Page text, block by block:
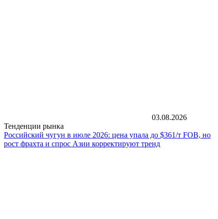
03.08.2026
Тенденции рынка
Российский чугун в июле 2026: цена упала до $361/т FOB, но
рост фрахта и спрос Азии корректируют тренд